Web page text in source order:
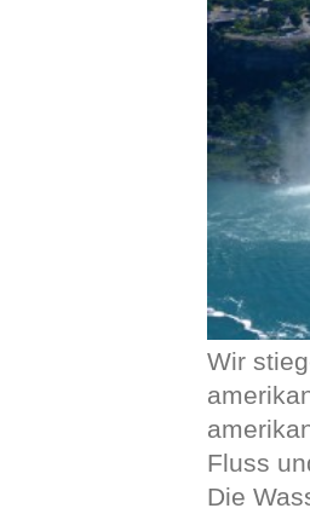
Wir
Fluss
Die